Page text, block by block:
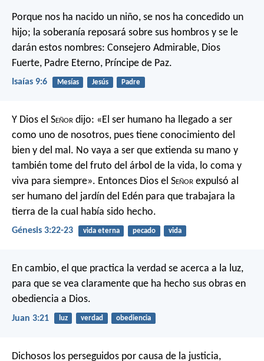
Porque nos ha nacido un niño, se nos ha concedido un
hijo; la soberanía reposará sobre sus hombros y se le
darán estos nombres: Consejero Admirable, Dios
Fuerte, Padre Eterno, Príncipe de Paz.
Isaías 9:6 Mesías Jesús Padre
Y Dios el Señor dijo: «El ser humano ha llegado a ser
como uno de nosotros, pues tiene conocimiento del
bien y del mal. No vaya a ser que extienda su mano y
también tome del fruto del árbol de la vida, lo coma y
viva para siempre». Entonces Dios el Señor expulsó al
ser humano del jardín del Edén para que trabajara la
tierra de la cual había sido hecho.
Génesis 3:22-23 vida eterna pecado vida
En cambio, el que practica la verdad se acerca a la luz,
para que se vea claramente que ha hecho sus obras en
obediencia a Dios.
Juan 3:21 luz verdad obediencia
Dichosos los perseguidos por causa de la justicia,